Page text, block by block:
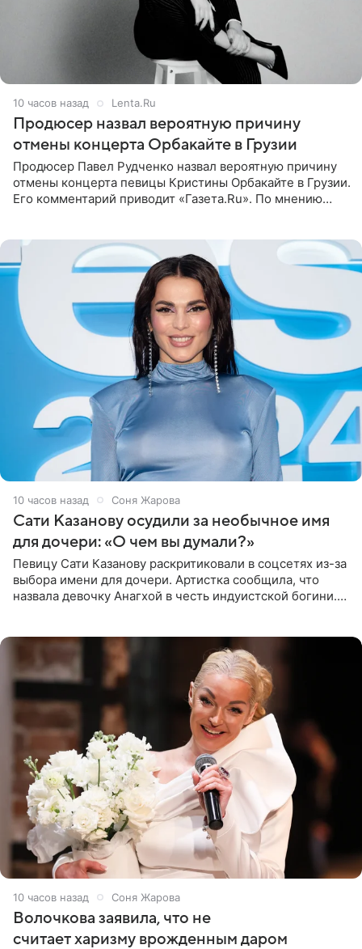
10 часов назад Lenta.Ru
Продюсер назвал вероятную причину
отмены концерта Орбакайте в Грузии
Продюсер Павел Рудченко назвал вероятную причину
отмены концерта певицы Кристины Орбакайте в Грузии.
Его комментарий приводит «Газета.Ru». По мнению
10 часов назад Соня Жарова
Сати Казанову осудили за необычное имя
для дочери: «О чем вы думали?»
Певицу Сати Казанову раскритиковали в соцсетях из-за
выбора имени для дочери. Артистка сообщила, что
назвала девочку Анагхой в честь индуистской богини.
10 часов назад Соня Жарова
Волочкова заявила, что не
считает харизму врожденным даром